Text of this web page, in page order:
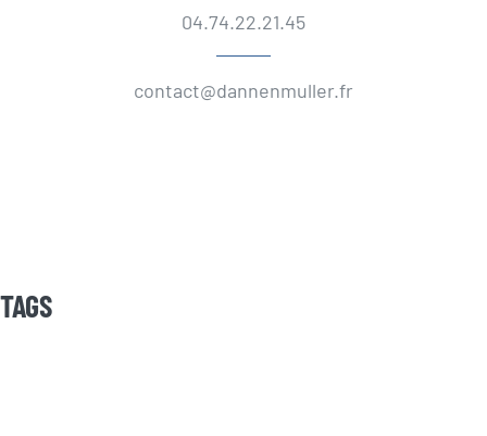
04.74.22.21.45
contact@dannenmuller.fr
TAGS